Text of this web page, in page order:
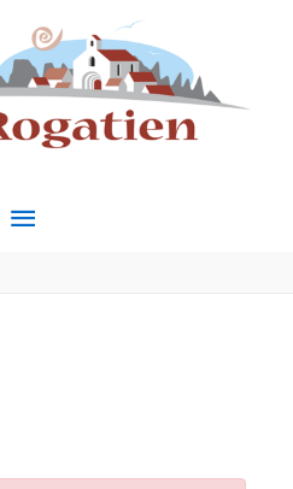
MENU